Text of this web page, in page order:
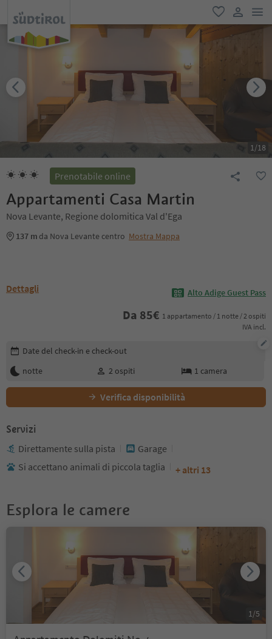
favoriti
user link
1/18
Prenotabile online
Appartamenti Casa Martin
Nova Levante, Regione dolomitica Val d'Ega
137 m da Nova Levante centro Mostra Mappa
Dettagli Alto Adige Guest Pass
Da 85€ 1 appartamento / 1 notte / 2 ospiti
IVA incl.
Modifica i dettagli della prenotazione
Date del check-in e check-out
notte
2 ospiti 1 camera
Verifica disponibilità
Servizi
Direttamente sulla pista
Garage
Si accettano animali di piccola taglia
+ altri 13
Esplora le camere
1/5